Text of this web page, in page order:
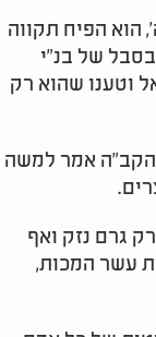
הוא הפיח תקווה
של בנ"י
וטענו שהוא רק
אמר למשה
גרם נזק ואף
עשר המכות,